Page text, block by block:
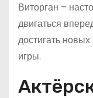
Виторган –
двигаться
достигать
игры.